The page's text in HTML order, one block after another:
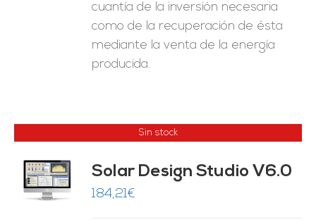
cuantía de la inversión necesaria
como de la recuperación de ésta
mediante la venta de la energía
producida.
Sin stock
Solar Design Studio V6.0
184,21€